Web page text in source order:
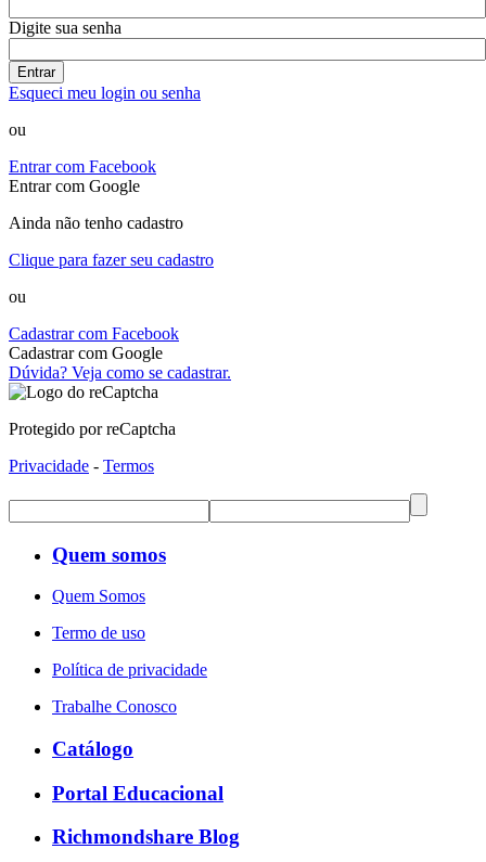
Digite sua senha
Entrar
Esqueci meu login ou senha
ou
Entrar com Facebook
Entrar com Google
Ainda não tenho cadastro
Clique para fazer seu cadastro
ou
Cadastrar com Facebook
Cadastrar com Google
Dúvida? Veja como se cadastrar.
Protegido por reCaptcha
Privacidade - Termos
Quem somos
Quem Somos
Termo de uso
Política de privacidade
Trabalhe Conosco
Catálogo
Portal Educacional
Richmondshare Blog